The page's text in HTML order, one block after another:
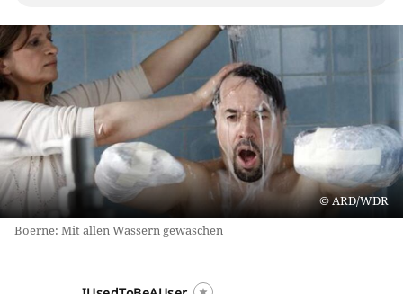
ARD/WDR
Boerne: Mit allen Wassern gewaschen